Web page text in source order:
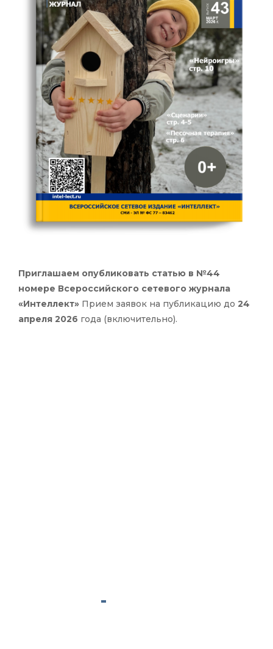
Приглашаем опубликовать статью в №44
номере Всероссийского сетевого журнала
«Интеллект» Прием заявок на публикацию до 24
апреля 2026 года (включительно).